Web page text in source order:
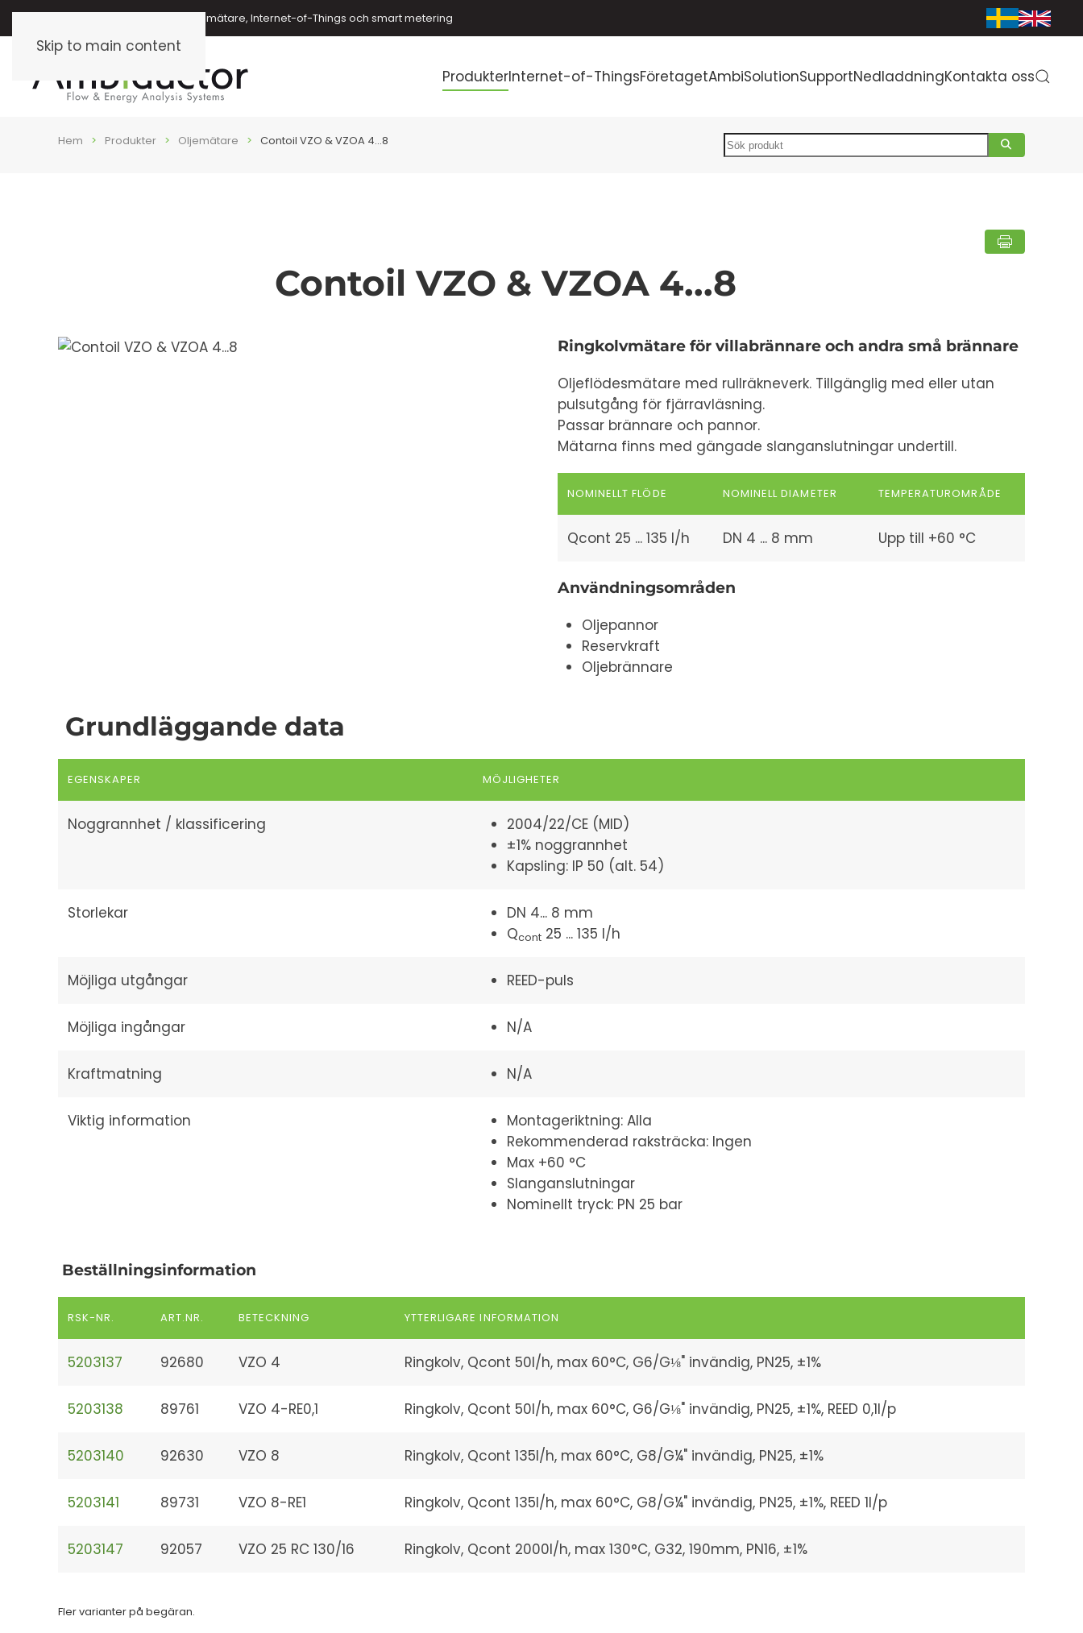
Skip to main content
Energimätare, vattenmätare, oljemätare, Internet-of-Things och smart metering
ProdukterInternet-of-ThingsFöretagetAmbiSolutionSupportNedladdningKontakta oss
Hem Produkter Oljemätare Contoil VZO & VZOA 4...8 Search
Contoil VZO & VZOA 4...8
Ringkolvmätare för villabrännare och andra små brännare
Oljeflödesmätare med rullräkneverk. Tillgänglig med eller utan
pulsutgång för fjärravläsning.
Passar brännare och pannor.
Mätarna finns med gängade slanganslutningar undertill.
NOMINELLT FLÖDE NOMINELL DIAMETER TEMPERATUROMRÅDE
Qcont 25 ... 135 l/h DN 4 ... 8 mm Upp till +60 °C
Användningsområden
Oljepannor
Reservkraft
Oljebrännare
Grundläggande data
EGENSKAPER MÖJLIGHETER
Noggrannhet / klassificering
2004/22/CE (MID)
±1% noggrannhet
Kapsling: IP 50 (alt. 54)
Storlekar
DN 4... 8 mm
Qcont 25 ... 135 l/h
Möjliga utgångar REED-puls
Möjliga ingångar N/A
Kraftmatning N/A
Viktig information
Montageriktning: Alla
Rekommenderad raksträcka: Ingen
Max +60 °C
Slanganslutningar
Nominellt tryck: PN 25 bar
Beställningsinformation
RSK-NR. ART.NR. BETECKNING YTTERLIGARE INFORMATION
5203137 92680 VZO 4 Ringkolv, Qcont 50l/h, max 60°C, G6/G⅛" invändig, PN25, ±1%
5203138 89761 VZO 4-RE0,1 Ringkolv, Qcont 50l/h, max 60°C, G6/G⅛" invändig, PN25, ±1%, REED 0,1l/p
5203140 92630 VZO 8 Ringkolv, Qcont 135l/h, max 60°C, G8/G¼" invändig, PN25, ±1%
5203141 89731 VZO 8-RE1 Ringkolv, Qcont 135l/h, max 60°C, G8/G¼" invändig, PN25, ±1%, REED 1l/p
5203147 92057 VZO 25 RC 130/16 Ringkolv, Qcont 2000l/h, max 130°C, G32, 190mm, PN16, ±1%
Fler varianter på begäran.